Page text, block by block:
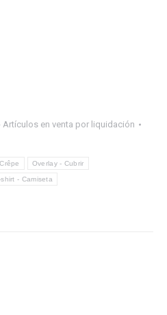
Artículos en venta por liquidación
Overlay - Cubrir
shirt - Camiseta